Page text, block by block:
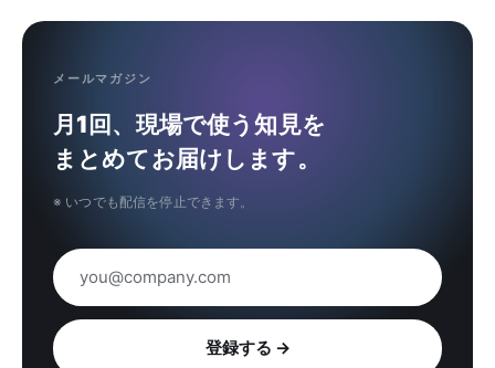
メールマガジン
月1回、現場で使う知見を
まとめてお届けします。
※ いつでも配信を停止できます。
メールアドレス 登録する →